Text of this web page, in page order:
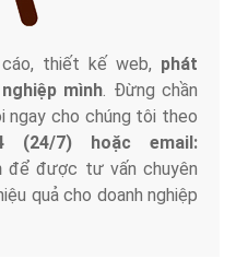
thiết kế web, phát
mình. Đừng chần
ngay cho chúng tôi theo
(24/7) hoặc email:
để được tư vấn chuyên
quả cho doanh nghiệp